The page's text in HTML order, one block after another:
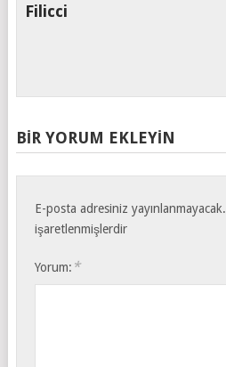
Filicci
BIR YORUM EKLEYIN
E-posta adresiniz yayınlanmayacak.
işaretlenmişlerdir
Yorum: *